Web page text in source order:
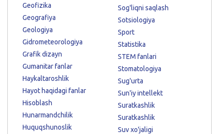
Geofizika
Geografiya
Geologiya
Gidrometeorologiya
Grafik dizayn
Gumanitar fanlar
Haykaltaroshlik
Hayot haqidagi fanlar
Hisoblash
Hunarmandchilik
Huquqshunoslik
Sog'liqni saqlash
Sotsiologiya
Sport
Statistika
STEM fanlari
Stomatologiya
Sug'urta
Sun'iy intellekt
Suratkashlik
Suratkashlik
Suv xo'jaligi